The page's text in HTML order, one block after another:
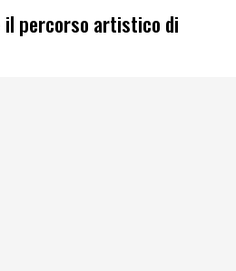
il percorso artistico di